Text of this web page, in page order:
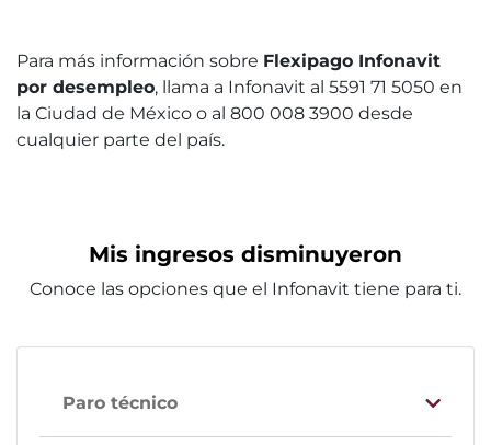
Para más información sobre Flexipago Infonavit
por desempleo, llama a Infonavit al 5591 71 5050 en
la Ciudad de México o al 800 008 3900 desde
cualquier parte del país.
Mis ingresos disminuyeron
Conoce las opciones que el Infonavit tiene para ti.
Paro técnico